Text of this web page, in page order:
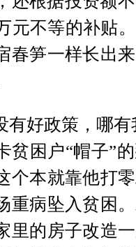
元不等的补贴
春笋一样长出
有好政策，哪
贫困户“帽子”
个本就靠他打
重病坠入贫困
里的房子改造